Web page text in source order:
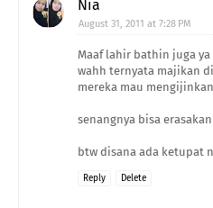
Nia
August 31, 2011 at 7:28 PM
Maaf lahir bathin juga ya
wahh ternyata majikan
mereka mau
senangnya bisa
btw disana ada ketupat
Reply Delete